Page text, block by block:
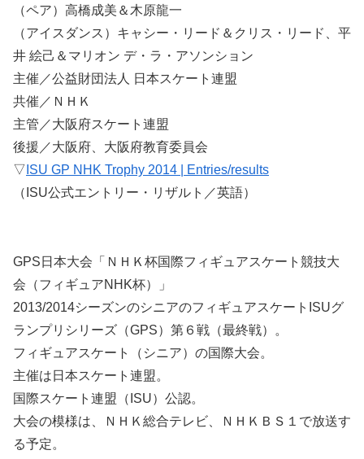
（ペア）高橋成美＆木原龍一
（アイスダンス）キャシー・リード＆クリス・リード、平
井 絵己＆マリオン デ・ラ・アソンション
主催／公益財団法人 日本スケート連盟
共催／ＮＨＫ
主管／大阪府スケート連盟
後援／大阪府、大阪府教育委員会
▽ ISU GP NHK Trophy 2014 | Entries/results
（ISU公式エントリー・リザルト／英語）
GPS日本大会「ＮＨＫ杯国際フィギュアスケート競技大
会（フィギュアNHK杯）」
2013/2014シーズンのシニアのフィギュアスケートISUグ
ランプリシリーズ（GPS）第６戦（最終戦）。
フィギュアスケート（シニア）の国際大会。
主催は日本スケート連盟。
国際スケート連盟（ISU）公認。
大会の模様は、ＮＨＫ総合テレビ、ＮＨＫＢＳ１で放送す
る予定。